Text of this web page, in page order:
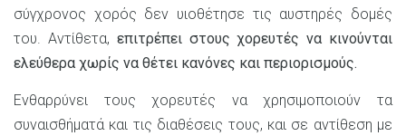
σύγχρονος χορός δεν υιοθέτησε τις αυστηρές δομές
του. Αντίθετα, επιτρέπει στους χορευτές να κινούνται
ελεύθερα χωρίς να θέτει κανόνες και περιορισμούς.
Ενθαρρύνει τους χορευτές να χρησιμοποιούν τα
συναισθήματά και τις διαθέσεις τους, και σε αντίθεση με